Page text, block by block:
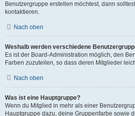
Benutzergruppe erstellen möchtest, dann
kontaktieren.
Nach oben
Weshalb werden verschiedene
Es ist der Board-Administration möglich, den
Farben zuzuteilen, so dass deren Mitglieder
Nach oben
Was ist eine Hauptgruppe?
Wenn du Mitglied in mehr als einer
Hauptgruppe dazu, deine Gruppenfarbe sowie